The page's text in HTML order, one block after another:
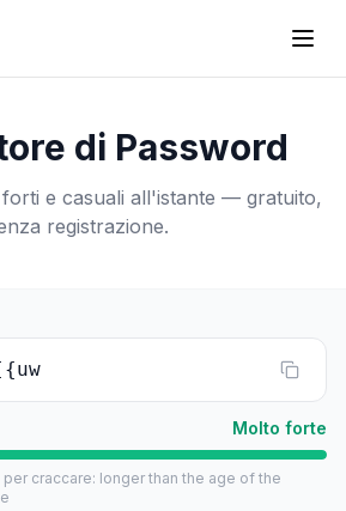
di Password
e casuali all'istante — gratuito,
registrazione.
Molto forte
craccare: longer than the age of the